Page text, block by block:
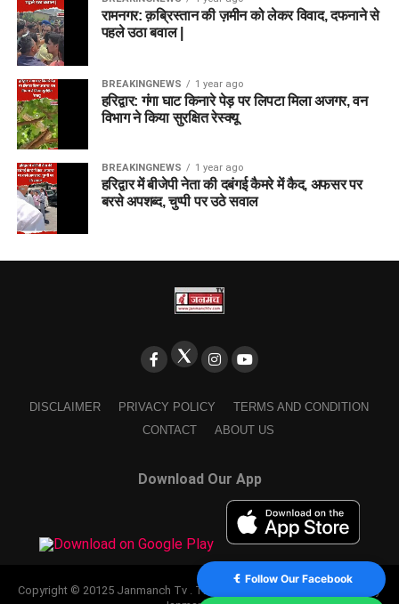
रामनगर: क़ब्रिस्तान की ज़मीन को लेकर विवाद, दफनाने से
पहले उठा बवाल |
BREAKINGNEWS 1 year ago
हरिद्वार: गंगा घाट किनारे पेड़ पर लिपटा मिला अजगर, वन
विभाग ने किया सुरक्षित रेस्क्यू
BREAKINGNEWS 1 year ago
हरिद्वार में बीजेपी नेता की दबंगई कैमरे में कैद, अफसर पर
बरसे अपशब्द, चुप्पी पर उठे सवाल
DISCLAIMER PRIVACY POLICY
TERMS AND CONDITION
CONTACT
ABOUT US
Download Our App
Copyright © 20125 Janmanch Tv . Theme by SSDIGIMARK. powered by
Follow Our Facebook